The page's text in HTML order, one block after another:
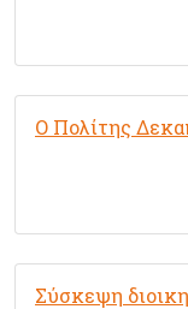
Ο Πολίτης
Σύσκεψη